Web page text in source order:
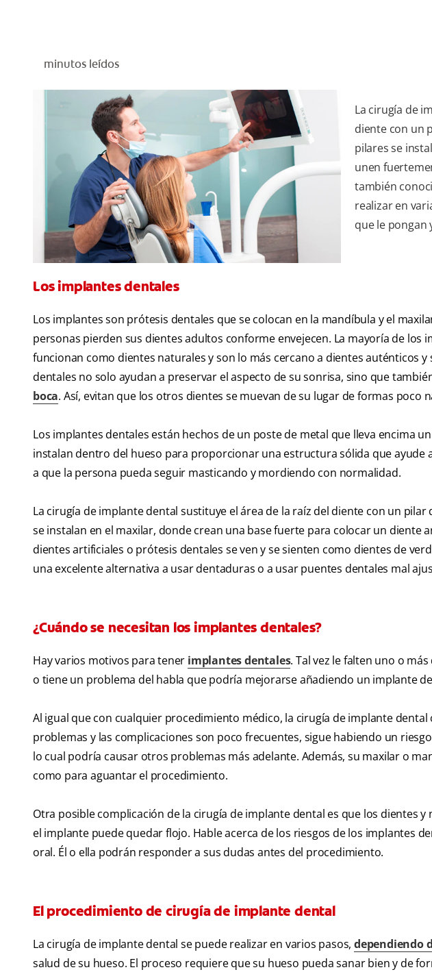
minutos leídos
La cirugía de
diente con un
pilares se
unen
también
realizar en
que le pongan
Los implantes dentales
Los implantes son prótesis dentales que se colocan en la mandíbula y el
personas pierden sus dientes adultos conforme envejecen. La mayoría de los
funcionan como dientes naturales y son lo más cercano a dientes auténticos
dentales no solo ayudan a preservar el aspecto de su sonrisa, sino que
boca. Así, evitan que los otros dientes se muevan de su lugar de formas poco
Los implantes dentales están hechos de un poste de metal que lleva encima
instalan dentro del hueso para proporcionar una estructura sólida que ayude
a que la persona pueda seguir masticando y mordiendo con normalidad.
La cirugía de implante dental sustituye el área de la raíz del diente con un
se instalan en el maxilar, donde crean una base fuerte para colocar un diente
dientes artificiales o prótesis dentales se ven y se sienten como dientes de
una excelente alternativa a usar dentaduras o a usar puentes dentales mal
¿Cuándo se necesitan los implantes dentales?
Hay varios motivos para tener implantes dentales. Tal vez le falten uno o
o tiene un problema del habla que podría mejorarse añadiendo un implante
Al igual que con cualquier procedimiento médico, la cirugía de implante dental
problemas y las complicaciones son poco frecuentes, sigue habiendo un
lo cual podría causar otros problemas más adelante. Además, su maxilar o
como para aguantar el procedimiento.
Otra posible complicación de la cirugía de implante dental es que los dientes
el implante puede quedar flojo. Hable acerca de los riesgos de los implantes
oral. Él o ella podrán responder a sus dudas antes del procedimiento.
El procedimiento de cirugía de implante dental
La cirugía de implante dental se puede realizar en varios pasos, dependiendo
salud de su hueso. El proceso requiere que su hueso pueda sanar bien y de